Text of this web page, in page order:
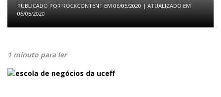
PUBLICADO POR ROCKCONTENT EM 06/05/2020 | ATUALIZADO EM
06/05/2020
1 minuto para ler